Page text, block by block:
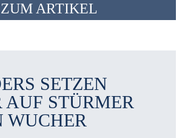
ZUM ARTIKEL
SETZEN
AUF STÜRMER
WUCHER